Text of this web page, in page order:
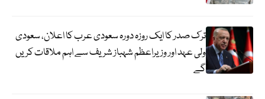
ترک صدر کا ایک روزہ دورہ سعودی عرب کا اعلان، سعودی
ولی عہد اور وزیراعظم شہباز شریف سے اہم ملاقات کریں
گے